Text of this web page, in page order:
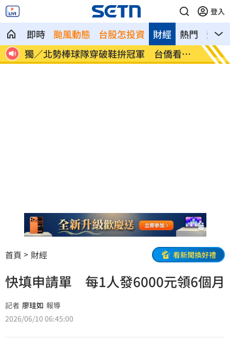
登入
即時 颱風動態 台股怎投資 熱門 影音
財經
哭
南港Lalaport鷹架坍塌！3櫃位暫停營業 疊單
首頁 財經 看新聞換好禮
快填申請單 每1人發6000元領6個月
記者 廖珪如 報導
2026/06/10 06:45:00